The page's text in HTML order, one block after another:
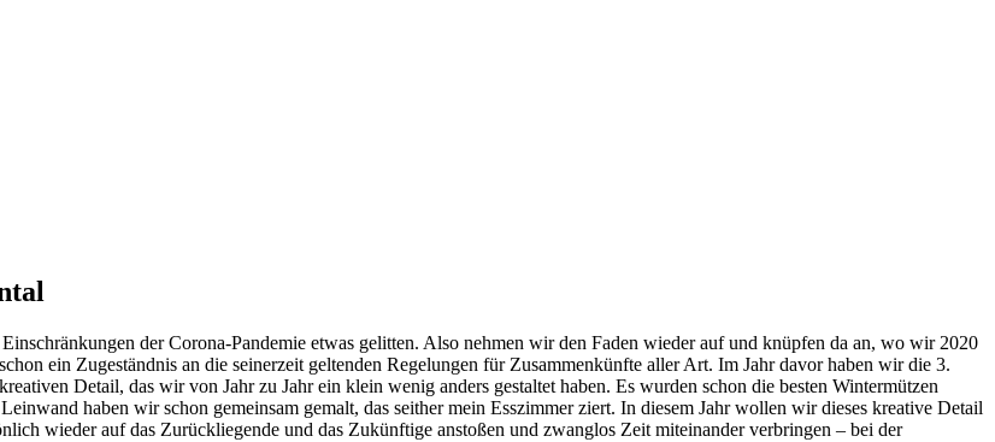
der Corona-Pandemie etwas gelitten. Also nehmen wir den Faden wieder auf und knüpfen da an, wo wir 2020
ein Zugeständnis an die seinerzeit geltenden Regelungen für Zusammenkünfte aller Art. Im Jahr davor haben wir die 3.
Detail, das wir von Jahr zu Jahr ein klein wenig anders gestaltet haben. Es wurden schon die besten Wintermützen
haben wir schon gemeinsam gemalt, das seither mein Esszimmer ziert. In diesem Jahr wollen wir dieses kreative Detail
wieder auf das Zurückliegende und das Zukünftige anstoßen und zwanglos Zeit miteinander verbringen – bei der